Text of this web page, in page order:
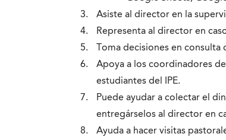
Asiste al director en la
Representa al director en
Toma decisiones en
Apoya a los coordinadores
estudiantes del IPE.
Puede ayudar a colectar el
entregárselos al director en
Ayuda a hacer visitas